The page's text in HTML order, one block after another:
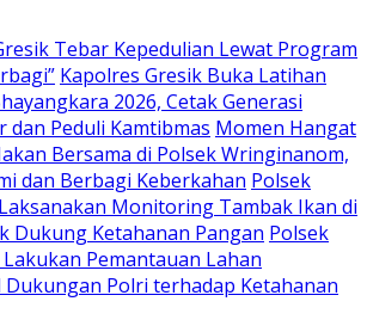
Tebar Kepedulian Lewat Program
Kapolres Gresik Buka Latihan
2026, Cetak Generasi
Peduli Kamtibmas Momen Hangat
Bersama di Polsek Wringinanom,
dan Berbagi Keberkahan Polsek
Monitoring Tambak Ikan di
Dukung Ketahanan Pangan Polsek
Pemantauan Lahan
Dukungan Polri terhadap Ketahanan